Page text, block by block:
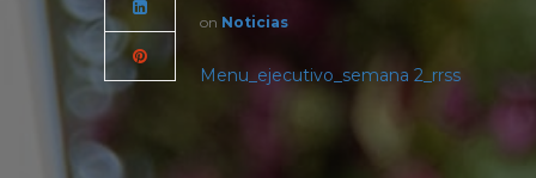
on Noticias
Menu_ejecutivo_semana 2_rrss